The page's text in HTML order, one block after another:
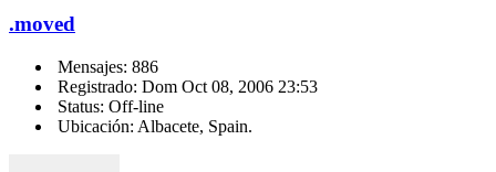
.moved
Mensajes: 886
Registrado: Dom Oct 08, 2006 23:53
Status: Off-line
Ubicación: Albacete, Spain.